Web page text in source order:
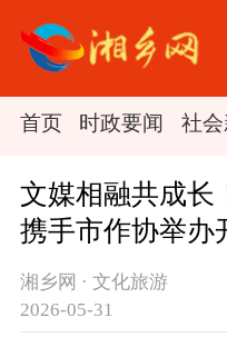
首页 时政要闻 社会
文媒相融共成长
携手市作协举办
湘乡网 · 文化旅游
2026-05-31